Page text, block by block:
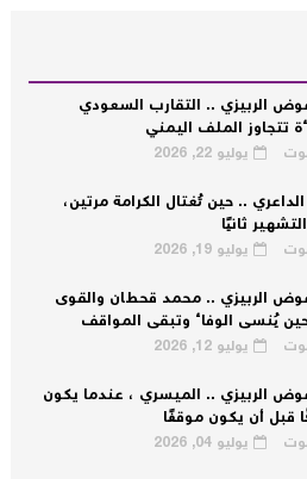
الربيزي .. التقارب السعودي
تتجاوز الملف اليمني
يوليو 22, 2026
.. حين تُغتال الكرامة مرتين،
ثانيًا
يوليو 19, 2026
الربيزي .. محمد قحطان والقوى
يُنسى الوفاء وتبقى المواقف
يوليو 12, 2026
.. الميسري ، عندما يكون
أن يكون موقفًا
يوليو 04, 2026